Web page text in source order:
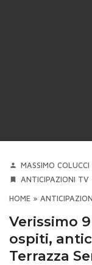
MASSIMO COLUCCI
ANTICIPAZIONI TV
HOME »
Verissimo
ospiti,
Terrazza